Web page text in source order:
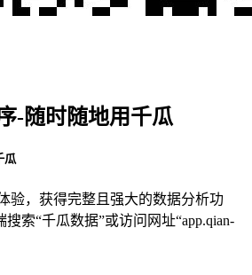
-随时随地用千瓜
瓜
验，获得完整且强大的数据分析功
搜索“千瓜数据”或访问网址“app.qian-